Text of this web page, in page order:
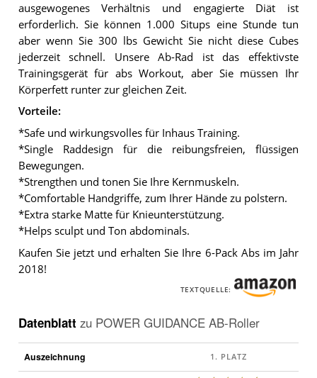
ausgewogenes Verhältnis und engagierte Diät ist
erforderlich. Sie können 1.000 Situps eine Stunde tun
aber wenn Sie 300 lbs Gewicht Sie nicht diese Cubes
jederzeit schnell. Unsere Ab-Rad ist das effektivste
Trainingsgerät für abs Workout, aber Sie müssen Ihr
Körperfett runter zur gleichen Zeit.
Vorteile:
*Safe und wirkungsvolles für Inhaus Training.
*Single Raddesign für die reibungsfreien, flüssigen
Bewegungen.
*Strengthen und tonen Sie Ihre Kernmuskeln.
*Comfortable Handgriffe, zum Ihrer Hände zu polstern.
*Extra starke Matte für Knieunterstützung.
*Helps sculpt und Ton abdominals.
Kaufen Sie jetzt und erhalten Sie Ihre 6-Pack Abs im Jahr
2018!
TEXTQUELLE:
Datenblatt zu POWER GUIDANCE AB-Roller
Auszeichnung